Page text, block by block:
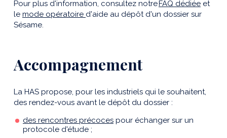
Pour plus d'information, consultez notre FAQ dédiée et
le mode opératoire d'aide au dépôt d'un dossier sur
Sésame.
Accompagnement
La HAS propose, pour les industriels qui le souhaitent,
des rendez-vous avant le dépôt du dossier :
des rencontres précoces pour échanger sur un
protocole d'étude ;